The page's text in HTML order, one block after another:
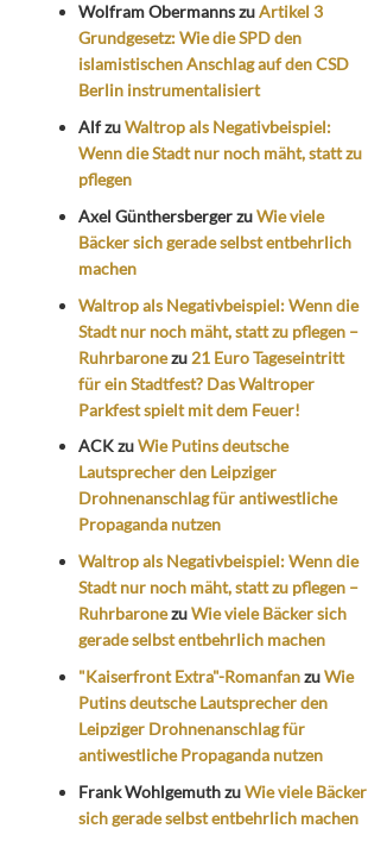
Wolfram ObermannszuArtikel 3
Grundgesetz: Wie die SPD den
islamistischen Anschlag auf den CSD
Berlin instrumentalisiert
AlfzuWaltrop als Negativbeispiel:
Wenn die Stadt nur noch mäht, statt zu
pflegen
Axel GünthersbergerzuWie viele
Bäcker sich gerade selbst entbehrlich
machen
Waltrop als Negativbeispiel: Wenn die
Stadt nur noch mäht, statt zu pflegen –
Ruhrbaronezu 21 Euro Tageseintritt
für ein Stadtfest? Das Waltroper
Parkfest spielt mit dem Feuer!
ACKzuWie Putins deutsche
Lautsprecher den Leipziger
Drohnenanschlag für antiwestliche
Propaganda nutzen
Waltrop als Negativbeispiel: Wenn die
Stadt nur noch mäht, statt zu pflegen –
RuhrbaronezuWie viele Bäcker sich
gerade selbst entbehrlich machen
"Kaiserfront Extra"-RomanfanzuWie
Putins deutsche Lautsprecher den
Leipziger Drohnenanschlag für
antiwestliche Propaganda nutzen
Frank WohlgemuthzuWie viele Bäcker
sich gerade selbst entbehrlich machen